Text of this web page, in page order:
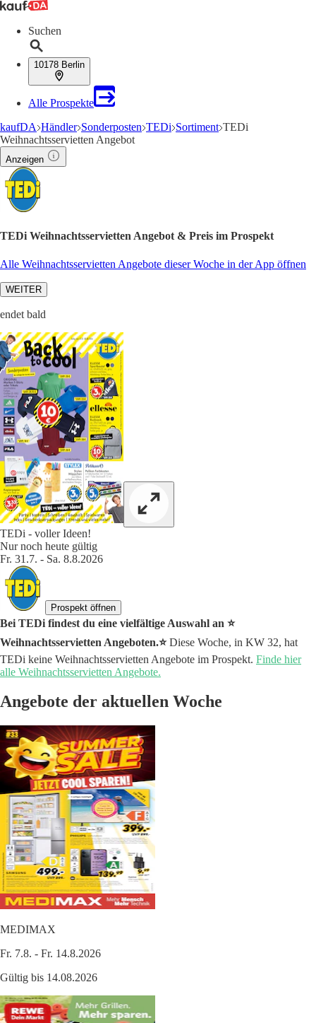
Suchen
10178 Berlin
Alle Prospekte
kaufDA Händler Sonderposten TEDi Sortiment TEDi
Weihnachtsservietten Angebot
Anzeigen
TEDi Weihnachtsservietten Angebot & Preis im Prospekt
Alle Weihnachtsservietten Angebote dieser Woche in der App öffnen
WEITER
endet bald
TEDi - voller Ideen!
Nur noch heute gültig
Fr. 31.7. - Sa. 8.8.2026
Prospekt öffnen
Bei TEDi findest du eine vielfältige Auswahl an ⭐️
Weihnachtsservietten Angeboten.⭐️Diese Woche, in KW 32, hat
TEDi keine Weihnachtsservietten Angebote im Prospekt. Finde hier
alle Weihnachtsservietten Angebote.
Angebote der aktuellen Woche
MEDIMAX
Fr. 7.8. - Fr. 14.8.2026
Gültig bis 14.08.2026